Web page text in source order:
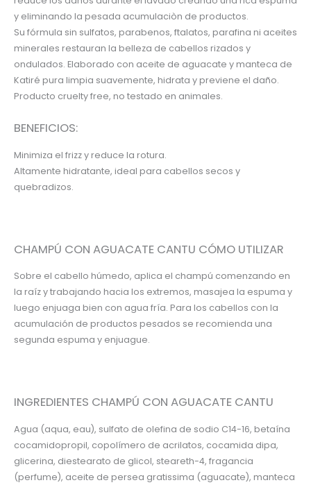
y eliminando la pesada acumulaciòn de productos.
Su fórmula sin sulfatos, parabenos, ftalatos, parafina ni aceites
minerales restauran la belleza de cabellos rizados y
ondulados. Elaborado con aceite de aguacate y manteca de
Katiré pura limpia suavemente, hidrata y previene el daño.
Producto cruelty free, no testado en animales.
BENEFICIOS:
Minimiza el frizz y reduce la rotura.
Altamente hidratante, ideal para cabellos secos y
quebradizos.
CHAMPÚ CON AGUACATE CANTU CÓMO UTILIZAR
Sobre el cabello húmedo, aplica el champú comenzando en
la raíz y trabajando hacia los extremos, masajea la espuma y
luego enjuaga bien con agua fría. Para los cabellos con la
acumulación de productos pesados ​​se recomienda una
segunda espuma y enjuague.
INGREDIENTES CHAMPÚ CON AGUACATE CANTU
Agua (aqua, eau), sulfato de olefina de sodio C14-16, betaína
cocamidopropil, copolímero de acrilatos, cocamida dipa,
glicerina, diestearato de glicol, steareth-4, fragancia
(perfume), aceite de persea gratissima (aguacate), manteca